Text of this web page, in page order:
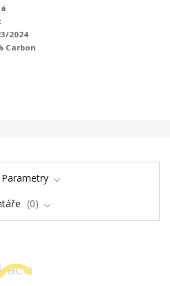
2024
Carbon
Parametry
0